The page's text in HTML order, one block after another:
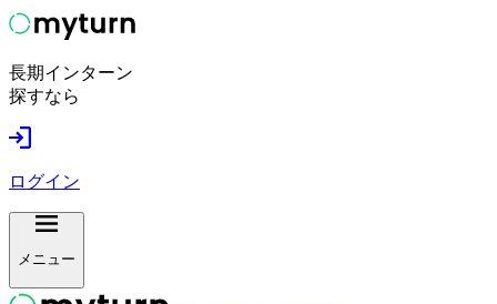
長期インターン
探すなら
ログイン
メニュー